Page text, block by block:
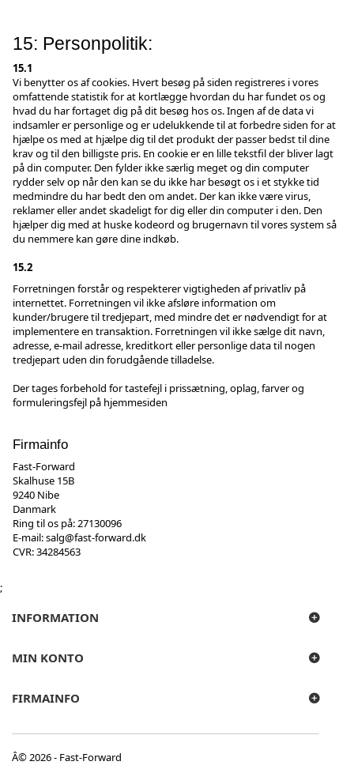
15: Personpolitik:
15.1
Vi benytter os af cookies. Hvert besøg på siden registreres i vores
omfattende statistik for at kortlægge hvordan du har fundet os og
hvad du har fortaget dig på dit besøg hos os. Ingen af de data vi
indsamler er personlige og er udelukkende til at forbedre siden for at
hjælpe os med at hjælpe dig til det produkt der passer bedst til dine
krav og til den billigste pris. En cookie er en lille tekstfil der bliver lagt
på din computer. Den fylder ikke særlig meget og din computer
rydder selv op når den kan se du ikke har besøgt os i et stykke tid
medmindre du har bedt den om andet. Der kan ikke være virus,
reklamer eller andet skadeligt for dig eller din computer i den. Den
hjælper dig med at huske kodeord og brugernavn til vores system så
du nemmere kan gøre dine indkøb.
15.2
Forretningen forstår og respekterer vigtigheden af privatliv på
internettet. Forretningen vil ikke afsløre information om
kunder/brugere til tredjepart, med mindre det er nødvendigt for at
implementere en transaktion. Forretningen vil ikke sælge dit navn,
adresse, e-mail adresse, kreditkort eller personlige data til nogen
tredjepart uden din forudgående tilladelse.
Der tages forbehold for tastefejl i prissætning, oplag, farver og
formuleringsfejl på hjemmesiden
Firmainfo
Fast-Forward
Skalhuse 15B
9240 Nibe
Danmark
Ring til os på:27130096
E-mail:salg@fast-forward.dk
CVR: 34284563
;
INFORMATION
Â© 2026 - Fast-Forward
MIN KONTO
FIRMAINFO